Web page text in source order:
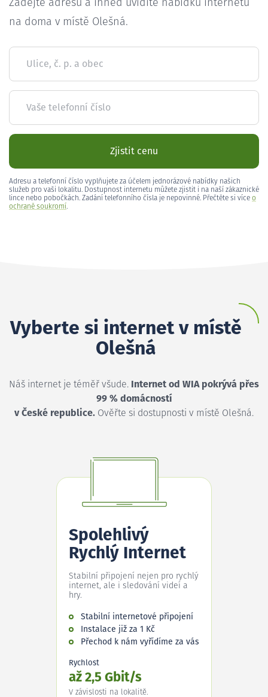
Zadejte adresu a ihned uvidíte nabídku internetu
na doma v místě Olešná.
Ulice, č. p. a obec
Vaše telefonní číslo
Zjistit cenu
Adresu a telefonní číslo vyplňujete za účelem jednorázové nabídky našich
služeb pro vaši lokalitu. Dostupnost internetu můžete zjistit i na naší zákaznické
lince nebo pobočkách. Zadání telefonního čísla je nepovinné. Přečtěte si více o
ochraně soukromí.
Vyberte si internet v místě
Olešná
Náš internet je téměř všude. Internet od WIA pokrývá přes
99 % domácností
v České republice. Ověřte si dostupnosti v místě Olešná.
Spolehlivý
Rychlý Internet
Stabilní připojení nejen pro rychlý
internet, ale i sledování videí a
hry.
Stabilní internetové připojení
Instalace již za 1 Kč
Přechod k nám vyřídíme za vás
Rychlost
až 2,5 Gbit/s
V závislosti na lokalitě.